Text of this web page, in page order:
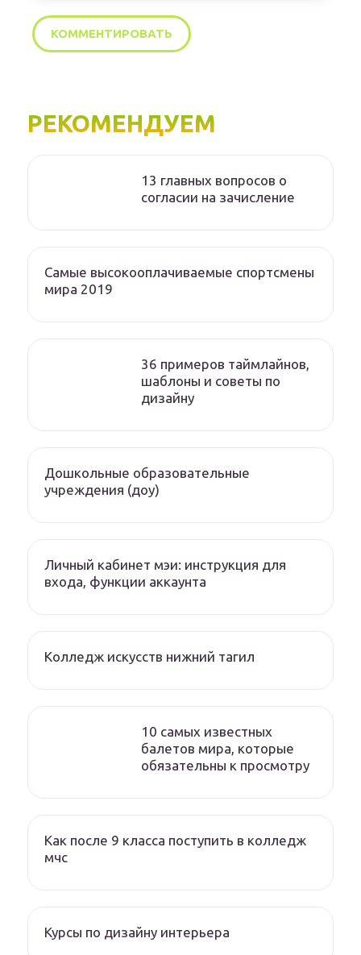
РЕКОМЕНДУЕМ
13 главных вопросов о
согласии на зачисление
Самые высокооплачиваемые спортсмены
мира 2019
36 примеров таймлайнов,
шаблоны и советы по
дизайну
Дошкольные образовательные
учреждения (доу)
Личный кабинет мэи: инструкция для
входа, функции аккаунта
Колледж искусств нижний тагил
10 самых известных
балетов мира, которые
обязательны к просмотру
Как после 9 класса поступить в колледж
мчс
Курсы по дизайну интерьера